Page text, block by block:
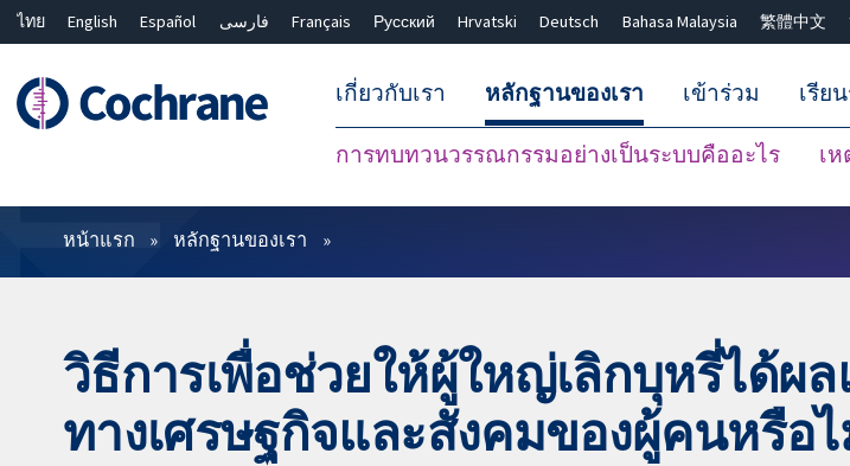
ไทย English Español فارسی Français Русский Hrvatski Deutsch Bahasa Malaysia 繁體中文
เกี่ยวกับเรา หลักฐานของเรา
การทบทวนวรรณกรรมอย่างเป็นระบบคืออะไร เ
เข้าร่วม เรีย
ตัวกรอง
หน้าแรก หลักฐานของเรา
วิธีการเพื่อช่วยให้ผู้ใหญ่เลิกบุหรี่ได้
ทางเศรษฐกิจและสังคมของผู้คนหรือ